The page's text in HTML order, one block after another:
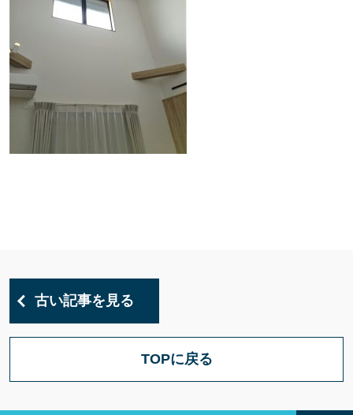
古い記事を見る
TOPに戻る